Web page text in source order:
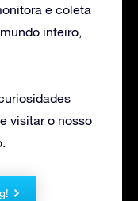
e coleta
inteiro,
visitar o nosso